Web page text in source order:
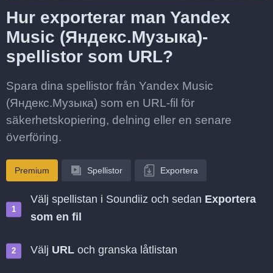
Hur exporterar man Yandex
Music (Яндекс.Музыка)-
spellistor som URL?
Spara dina spellistor från Yandex Music
(Яндекс.Музыка) som en URL-fil för
säkerhetskopiering, delning eller en senare
överföring.
Premium Spellistor Exportera
Välj spellistan i Soundiiz och sedan Exportera
som en fil
Välj URL och granska låtlistan